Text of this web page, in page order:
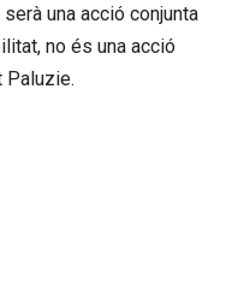
una acció conjunta
no és una acció
Paluzie.